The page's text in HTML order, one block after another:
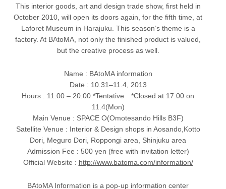
This interior goods, art and design trade show, first held in
October 2010, will open its doors again, for the fifth time, at
Laforet Museum in Harajuku. This season’s theme is a
factory. At BAtoMA, not only the finished product is valued,
but the creative process as well.
Name : BAtoMA information
Date : 10.31‒11.4, 2013
Hours : 11:00 ‒ 20:00 *Tentative *Closed at 17:00 on
11.4(Mon)
Main Venue : SPACE O(Omotesando Hills B3F)
Satellite Venue : Interior & Design shops in Aosando,Kotto
Dori, Meguro Dori, Roppongi area, Shinjuku area
Admission Fee : 500 yen (free with invitation letter)
Official Website : http://www.batoma.com/information/
BAtoMA Information is a pop-up information center